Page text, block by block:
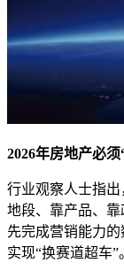
2026年房地产必
行业观察人士指
地段、靠产品、
先完成营销能力
实现“换赛道超车”